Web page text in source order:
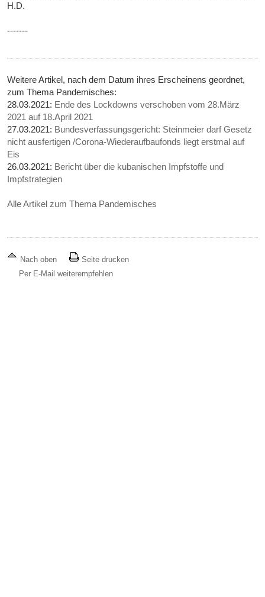
H.D.
-------
Weitere Artikel, nach dem Datum ihres Erscheinens geordnet,
zum Thema Pandemisches:
28.03.2021: Ende des Lockdowns verschoben vom 28.März
2021 auf 18.April 2021
27.03.2021: Bundesverfassungsgericht: Steinmeier darf Gesetz
nicht ausfertigen /Corona-Wiederaufbaufonds liegt erstmal auf
Eis
26.03.2021: Bericht über die kubanischen Impfstoffe und
Impfstrategien
Alle Artikel zum Thema Pandemisches
Nach oben
Seite drucken
Per E-Mail weiterempfehlen